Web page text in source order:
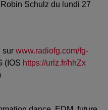
Schulz du lundi 27
sur www.radiofg.com/fg-
(IOS https://urlz.fr/hhZx